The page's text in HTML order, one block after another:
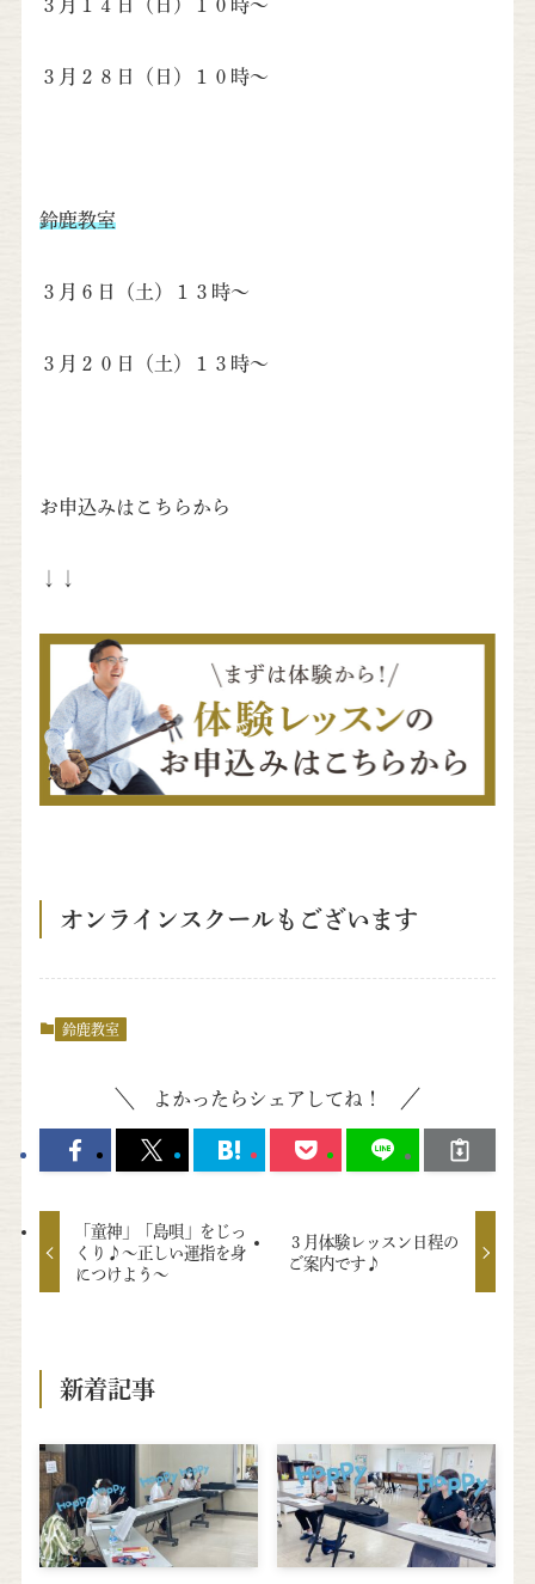
３月１４日（日）１０時～
３月２８日（日）１０時～
鈴鹿教室
３月６日（土）１３時～
３月２０日（土）１３時～
お申込みはこちらから
↓↓
オンラインスクールもございます
鈴鹿教室
よかったらシェアしてね！
「童神」「島唄」をじっ
くり♪～正しい運指を身
につけよう～
３月体験レッスン日程の
ご案内です♪
新着記事